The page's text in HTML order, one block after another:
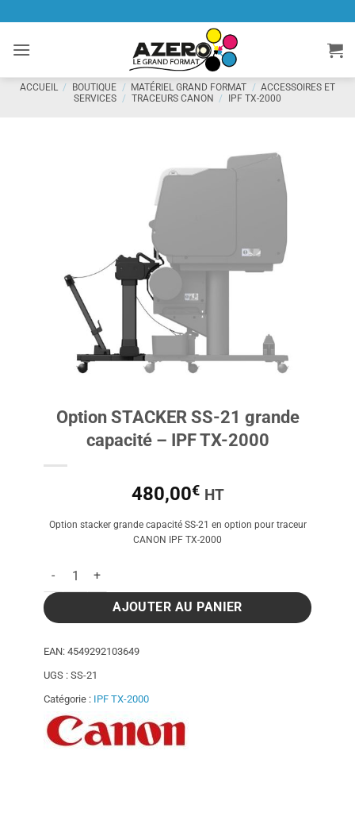
contenu
ACCUEIL / BOUTIQUE / MATÉRIEL GRAND FORMAT / ACCESSOIRES ET
SERVICES / TRACEURS CANON / IPF TX-2000
Option STACKER SS-21 grande
capacité – IPF TX-2000
480,00€ HT
Option stacker grande capacité SS-21 en option pour traceur
CANON IPF TX-2000
quantité de Option STACKER SS-21 grande capacité - IPF
AJOUTER AU PANIER
EAN: 4549292103649
UGS : SS-21
Catégorie : IPF TX-2000